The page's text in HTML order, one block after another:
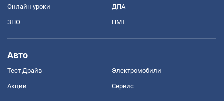
Онлайн уроки ДПА
ЗНО НМТ
Авто
Тест Драйв Электромобили
Акции Сервис